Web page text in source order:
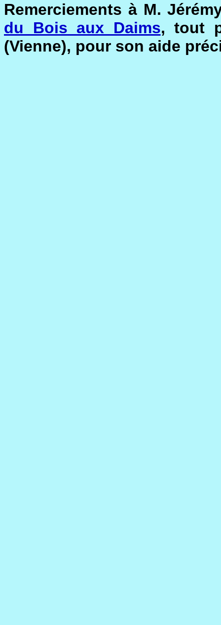
Remerciements à M.
du Bois aux Daims, tout
(Vienne), pour son aide